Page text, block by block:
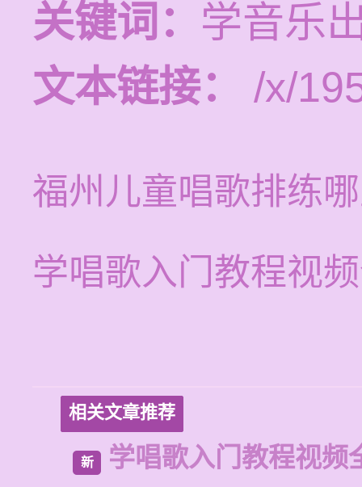
关键词： 学音乐
文本链接：
/x/
福州儿童唱歌排练
学唱歌入门教程视
相关文章推荐
新 学唱歌入门教程视频